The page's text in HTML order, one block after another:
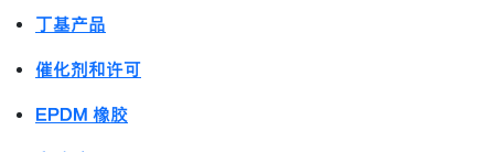
丁基产品
催化剂和许可
EPDM 橡胶